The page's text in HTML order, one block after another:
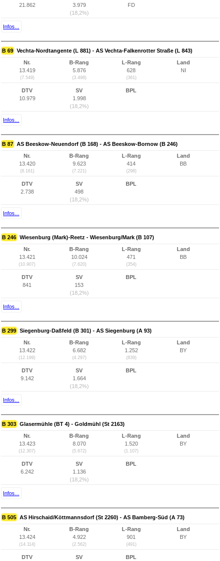
21.862
3.979
(18,2%)
FD
Infos...
B 69 Vechta-Nordtangente (L 881) - AS Vechta-Falkenrotter Straße (L 843)
Nr.
13.419
(7.549)
B-Rang
5.876
(3.498)
L-Rang
628
(361)
Land
NI
DTV
10.979
SV
1.998
(18,2%)
BPL
Infos...
B 87 AS Beeskow-Neuendorf (B 168) - AS Beeskow-Bornow (B 246)
Nr.
13.420
(8.161)
B-Rang
9.623
(7.221)
L-Rang
414
(298)
Land
BB
DTV
2.738
SV
498
(18,2%)
BPL
Infos...
B 246 Wiesenburg (Mark)-Reetz - Wiesenburg/Mark (B 107)
Nr.
13.421
(10.907)
B-Rang
10.024
(7.620)
L-Rang
471
(354)
Land
BB
DTV
841
SV
153
(18,2%)
BPL
Infos...
B 299 Siegenburg-Daßfeld (B 301) - AS Siegenburg (A 93)
Nr.
13.422
(12.199)
B-Rang
6.682
(4.297)
L-Rang
1.252
(839)
Land
BY
DTV
9.142
SV
1.664
(18,2%)
BPL
Infos...
B 303 Glasermühle (BT 4) - Goldmühl (St 2163)
Nr.
13.423
(12.307)
B-Rang
8.070
(5.672)
L-Rang
1.520
(1.107)
Land
BY
DTV
6.242
SV
1.136
(18,2%)
BPL
Infos...
B 505 AS Hirschaid/Köttmannsdorf (St 2260) - AS Bamberg-Süd (A 73)
Nr.
13.424
(14.114)
B-Rang
4.922
(2.562)
L-Rang
901
(491)
Land
BY
DTV
SV
BPL